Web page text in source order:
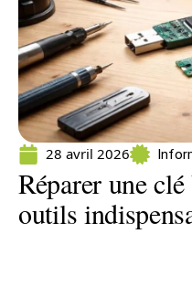
28 avril 2026
Réparer une
outils